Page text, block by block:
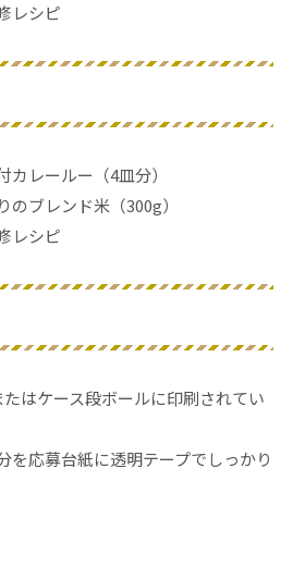
レシピ
カレールー（4皿分）
ブレンド米（300g）
レシピ
はケース段ボールに印刷されてい
を応募台紙に透明テープでしっかり